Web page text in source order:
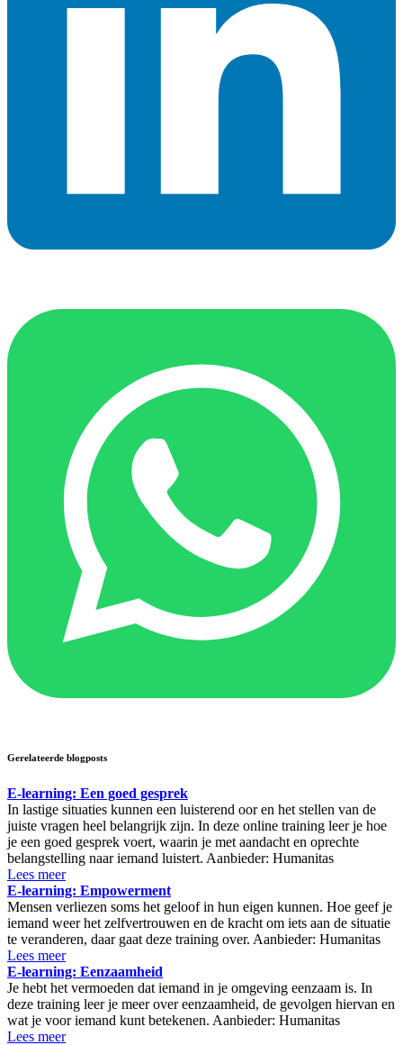
Gerelateerde blogposts
E-learning: Een goed gesprek
In lastige situaties kunnen een luisterend oor en het stellen van de
juiste vragen heel belangrijk zijn. In deze online training leer je hoe
je een goed gesprek voert, waarin je met aandacht en oprechte
belangstelling naar iemand luistert. Aanbieder: Humanitas
Lees meer
E-learning: Empowerment
Mensen verliezen soms het geloof in hun eigen kunnen. Hoe geef je
iemand weer het zelfvertrouwen en de kracht om iets aan de situatie
te veranderen, daar gaat deze training over. Aanbieder: Humanitas
Lees meer
E-learning: Eenzaamheid
Je hebt het vermoeden dat iemand in je omgeving eenzaam is. In
deze training leer je meer over eenzaamheid, de gevolgen hiervan en
wat je voor iemand kunt betekenen. Aanbieder: Humanitas
Lees meer